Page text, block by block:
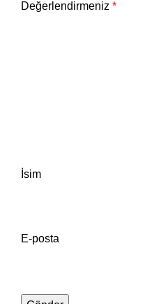
Değerlendirmeniz *
İsim
E-posta